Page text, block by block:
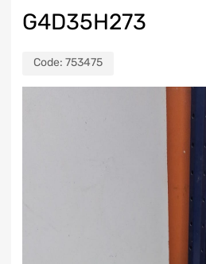
G4D35H273
Code: 753475